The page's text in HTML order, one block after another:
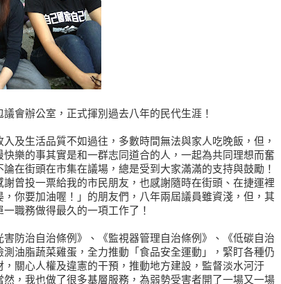
會辦公室，正式揮別過去八年的民代生涯！
及生活品質不如過往，多數時間無法與家人吃晚飯，但，
樂的事其實是和一群志同道合的人，一起為共同理想而奮
在街頭在市集在議場，總是受到大家滿滿的支持與鼓勵！
曾投一票給我的市民朋友，也感謝隨時在街頭、在捷運裡
你要加油喔！」的朋友們，八年兩屆議員雖資淺，但，其
職務做得最久的一項工作了！
防治自治條例》、《監視器管理自治條例》、《低碳自治
油脂蔬菜雞蛋，全力推動「食品安全運動」，緊盯各種仍
關心人權及違憲的干預，推動地方建設，監督淡水河汙
，我也做了很多基層服務，為弱勢受害者開了一場又一場